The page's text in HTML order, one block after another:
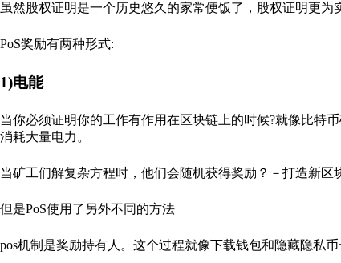
虽然股权证明是一个历史悠久的家常便饭了，股权证明更为
PoS奖励有两种形式:
1)电能
当你必须证明你的工作有作用在区块链上的时候?就像比特
消耗大量电力。
当矿工们解复杂方程时，他们会随机获得奖励？－打造新区
但是PoS使用了另外不同的方法
pos机制是奖励持有人。这个过程就像下载钱包和隐藏隐私